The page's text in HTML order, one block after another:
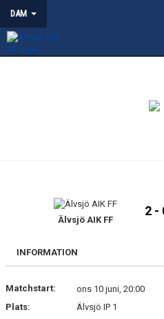
DAM
Älvsjö AIK FF
2 -
INFORMATION
Matchstart:
ons 10 juni, 20:00
Plats:
Älvsjö IP 1